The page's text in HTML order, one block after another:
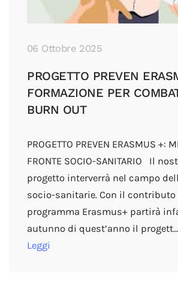
06 Ottobre 2025
PROGETTO PREVEN
FORMAZIONE PER
BURN OUT
PROGETTO PREVEN ERASMUS +:
FRONTE SOCIO-SANITARIO Il
progetto interverrà nel campo
socio-sanitarie. Con il contributo
programma Erasmus+ partirà
autunno di quest’anno il progett…
Leggi